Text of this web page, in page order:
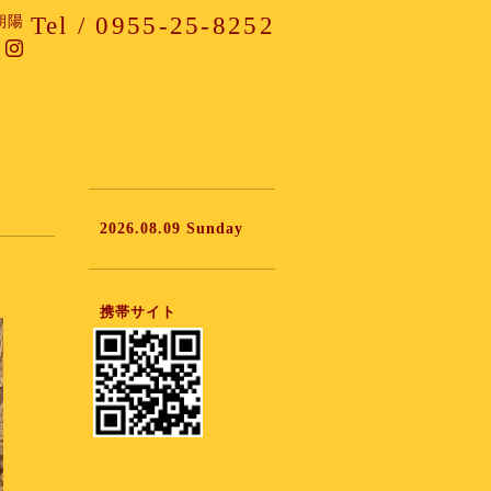
陽 Tel / 0955-25-8252
2026.08.09 Sunday
携帯サイト